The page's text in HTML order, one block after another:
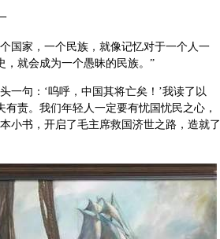
国家，一个民族，就像记忆对于一个人一
，就会成为一个愚昧的民族。”
一句：‘呜呼，中国其将亡矣！’我读了以
责。我们年轻人一定要有忧国忧民之心，
小书，开启了毛主席救国济世之路，造就了